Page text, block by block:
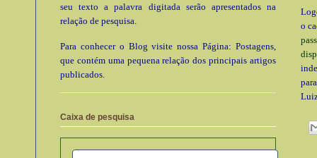
o
seu texto a palavra digitada serão apresentados na
relação de pesquisa.
Para conhecer o Blog visite nossa Página: Postagens,
que contém uma pequena relação dos principais artigos
publicados.
Caixa de pesquisa